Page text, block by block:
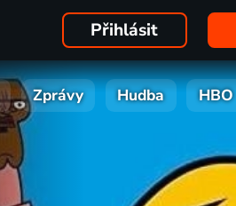
Přihlásit
Zprávy Hudba HBO